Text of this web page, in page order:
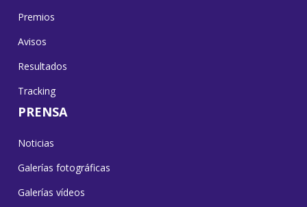
Premios
Avisos
Resultados
Tracking
PRENSA
Noticias
Galerías fotográficas
Galerías vídeos